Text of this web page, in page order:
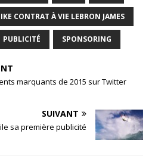
CONTRAT À VIE LEBRON JAMES
PUBLICITÉ SPONSORING
marquants de 2015 sur Twitter
SUIVANT
sa première publicité